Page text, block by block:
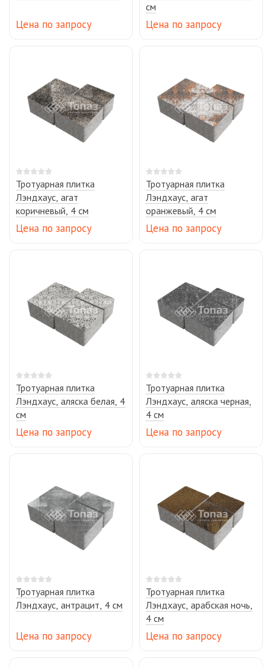
Цена по запросу
см
Цена по запросу
Тротуарная плитка
Лэндхаус, агат
коричневый, 4 см
Цена по запросу
Тротуарная плитка
Лэндхаус, агат
оранжевый, 4 см
Цена по запросу
Тротуарная плитка
Лэндхаус, аляска белая, 4
см
Цена по запросу
Тротуарная плитка
Лэндхаус, аляска черная,
4 см
Цена по запросу
Тротуарная плитка
Лэндхаус, антрацит, 4 см
Цена по запросу
Тротуарная плитка
Лэндхаус, арабская ночь,
4 см
Цена по запросу